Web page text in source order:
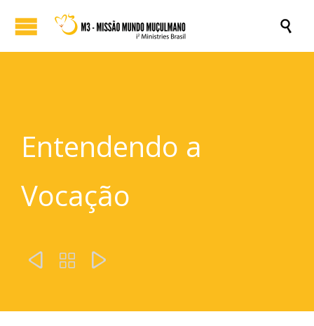

Entendendo a
Vocação
  